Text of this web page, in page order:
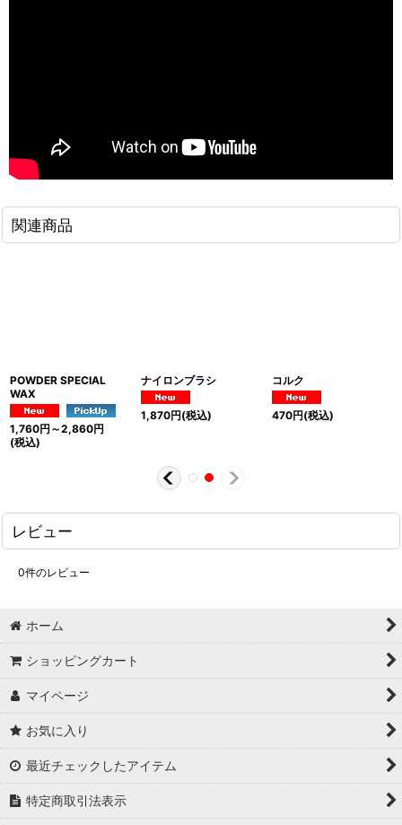
関連商品
POWDER SPECIAL
WAX
1,760円 ～2,860円
(税込)
ナイロンブラシ
1,870円(税込)
コルク
470円(税込)
レビュー
0件のレビュー
ホーム
ショッピングカート
マイページ
お気に入り
最近チェックしたアイテム
特定商取引法表示